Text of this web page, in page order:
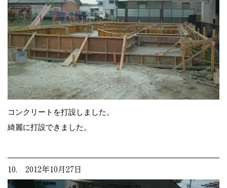
コンクリートを打設しました。
綺麗に打設できました。
10. 2012年10月27日